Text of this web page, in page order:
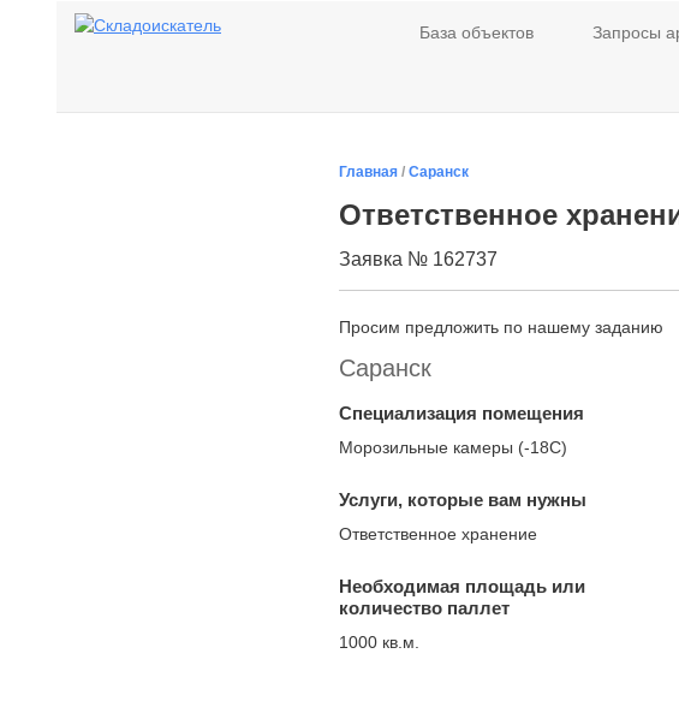
База объектов Запросы
Главная / Саранск
Ответственное
Заявка № 162737
Просим предложить по нашему заданию
Саранск
Специализация помещения
Морозильные камеры (-18С)
Услуги, которые вам нужны
Ответственное хранение
Необходимая площадь или
количество паллет
1000 кв.м.